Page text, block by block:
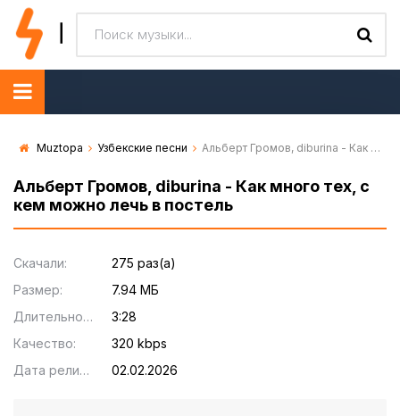
Muztopa Узбекские песни Альберт Громов, diburina - Как много тех, с кем можно лечь в постель
Альберт Громов, diburina - Как много тех, с
кем можно лечь в постель
Скачали:
275 раз(а)
Размер:
7.94 МБ
Длительность:
3:28
Качество:
320 kbps
Дата релиза:
02.02.2026